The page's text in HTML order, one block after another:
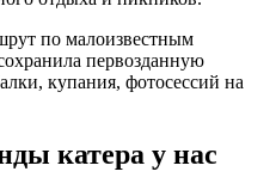
по малоизвестным
первозданную
купания, фотосессий на
катера у нас